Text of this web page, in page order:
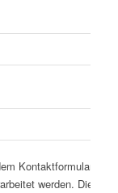
Kontaktformular zur
werden. Die